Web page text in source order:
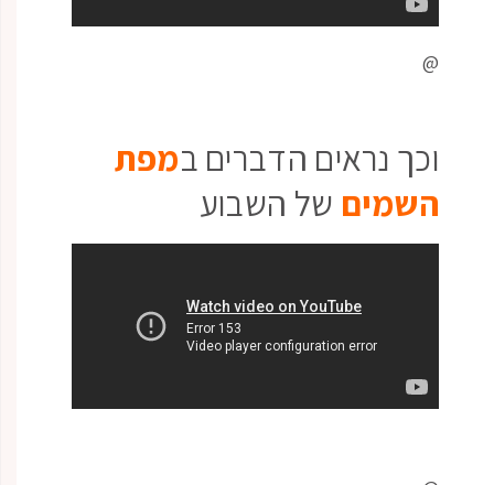
@
וכך נראים הדברים במפת
השמים של השבוע